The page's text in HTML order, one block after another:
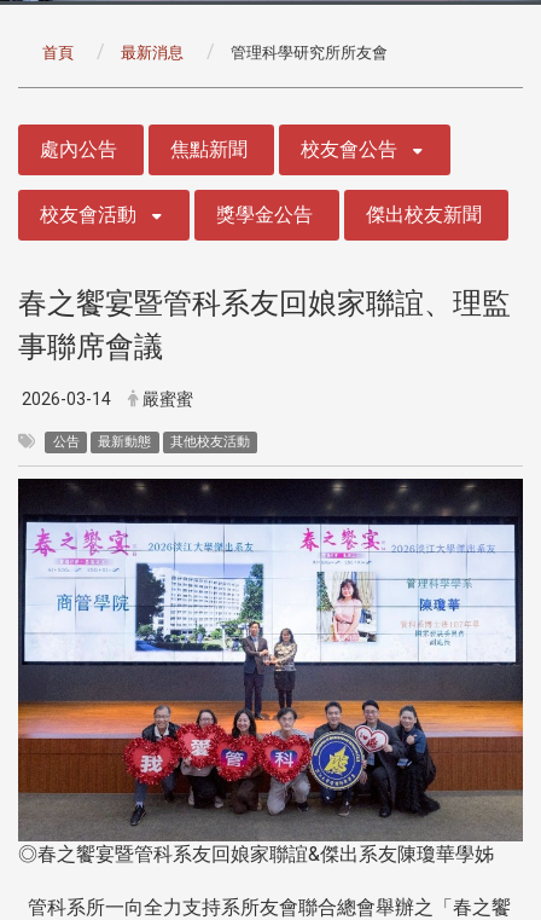
首頁 最新消息 管理科學研究所所友會
處內公告 焦點新聞 校友會公告
校友會活動 獎學金公告 傑出校友新聞
春之饗宴暨管科系友回娘家聯誼、理監
事聯席會議
2026-03-14 嚴蜜蜜
公告 最新動態 其他校友活動
◎春之饗宴暨管科系友回娘家聯誼&傑出系友陳瓊華學姊
管科系所一向全力支持系所友會聯合總會舉辦之「春之饗